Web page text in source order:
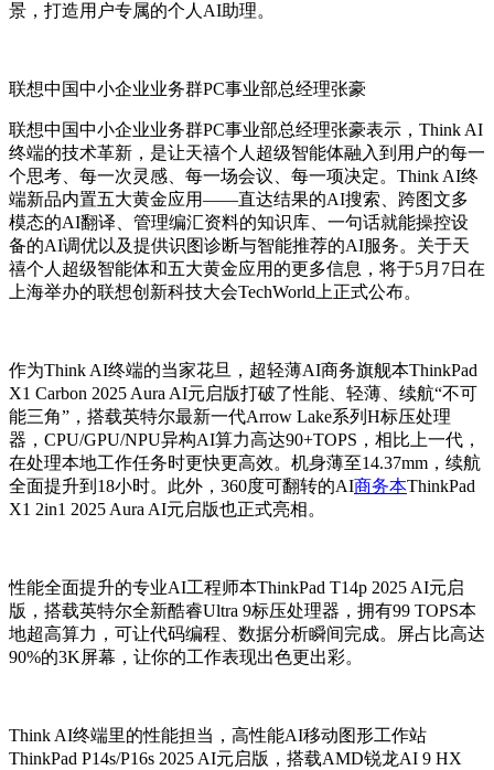
景，打造用户专属的个人AI助理。
联想中国中小企业业务群PC事业部总经理张豪
联想中国中小企业业务群PC事业部总经理张豪表示，Think AI
终端的技术革新，是让天禧个人超级智能体融入到用户的每一
个思考、每一次灵感、每一场会议、每一项决定。Think AI终
端新品内置五大黄金应用——直达结果的AI搜索、跨图文多
模态的AI翻译、管理编汇资料的知识库、一句话就能操控设
备的AI调优以及提供识图诊断与智能推荐的AI服务。关于天
禧个人超级智能体和五大黄金应用的更多信息，将于5月7日在
上海举办的联想创新科技大会TechWorld上正式公布。
作为Think AI终端的当家花旦，超轻薄AI商务旗舰本ThinkPad
X1 Carbon 2025 Aura AI元启版打破了性能、轻薄、续航“不可
能三角”，搭载英特尔最新一代Arrow Lake系列H标压处理
器，CPU/GPU/NPU异构AI算力高达90+TOPS，相比上一代，
在处理本地工作任务时更快更高效。机身薄至14.37mm，续航
全面提升到18小时。此外，360度可翻转的AI商务本ThinkPad
X1 2in1 2025 Aura AI元启版也正式亮相。
性能全面提升的专业AI工程师本ThinkPad T14p 2025 AI元启
版，搭载英特尔全新酷睿Ultra 9标压处理器，拥有99 TOPS本
地超高算力，可让代码编程、数据分析瞬间完成。屏占比高达
90%的3K屏幕，让你的工作表现出色更出彩。
Think AI终端里的性能担当，高性能AI移动图形工作站
ThinkPad P14s/P16s 2025 AI元启版，搭载AMD锐龙AI 9 HX